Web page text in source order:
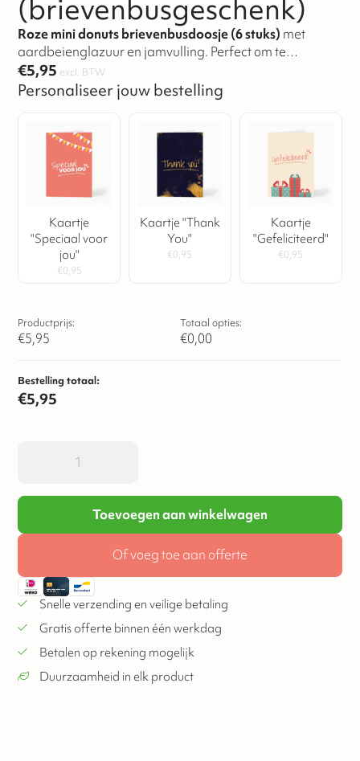
(brievenbusgeschenk)
Roze mini donuts brievenbusdoosje (6 stuks) met
aardbeienglazuur en jamvulling. Perfect om te
versturen en te verrassen.
dag verzonden.
€5,95 excl. BTW
Personaliseer jouw bestelling
Kaartje
"Speciaal voor
jou"
€0,95
Kaartje "Thank
You"
€0,95
Kaartje
"Gefeliciteerd"
€0,95
Productprijs:
€5,95
Totaal opties:
€0,00
Bestelling totaal:
€5,95
Toevoegen aan winkelwagen
Of voeg toe aan offerte
Snelle verzending en veilige betaling
Gratis offerte binnen één werkdag
Betalen op rekening mogelijk
Duurzaamheid in elk product